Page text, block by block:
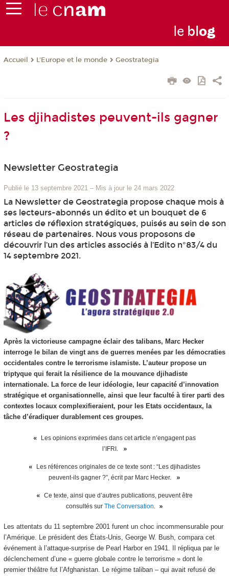
le blog
Accueil L'Europe et le monde Geostrategia
Les djihadistes peuvent-ils gagner
?
Newsletter Geostrategia
Publié le 13 septembre 2021 – Mis à jour le 24 mars 2022
La Newsletter de Geostrategia propose chaque mois à
ses lecteurs-abonnés un édito et un bouquet de 6
articles de réflexion stratégiques, puisés au sein de son
réseau de partenaires. Nous vous proposons de
découvrir l’un des articles associés à l’Edito n°83/4 du
14 septembre 2021.
Après la victorieuse campagne éclair des talibans, Marc Hecker
interroge le bilan de vingt ans de guerres menées par les démocraties
occidentales contre le terrorisme islamiste. L’auteur propose un
triptyque qui ferait la résilience de la mouvance djihadiste
internationale. La force de leur idéologie, leur capacité d’innovation
stratégique et organisationnelle, ainsi que leur faculté à tirer parti des
contextes locaux complexifieraient, pour les Etats occidentaux, la
tâche d’éradiquer durablement ces groupes.
Les opinions exprimées dans cet article n’engagent pas
l’IFRI.
Les références originales de ce texte sont : “Les djihadistes
peuvent-ils gagner ?”, écrit par Marc Hecker.
Ce texte, ainsi que d’autres publications, peuvent être
consultés sur The Conversation
Les attentats du 11 septembre 2001 furent un choc incommensurable pour
l’Amérique. Le président des États-Unis, George W. Bush, compara cet
événement à l’attaque-surprise de Pearl Harbor en 1941. Il répliqua par le
déclenchement d’une « guerre globale contre le terrorisme » dont le
premier théâtre fut l’Afghanistan. Le régime taliban – qui avait refusé de